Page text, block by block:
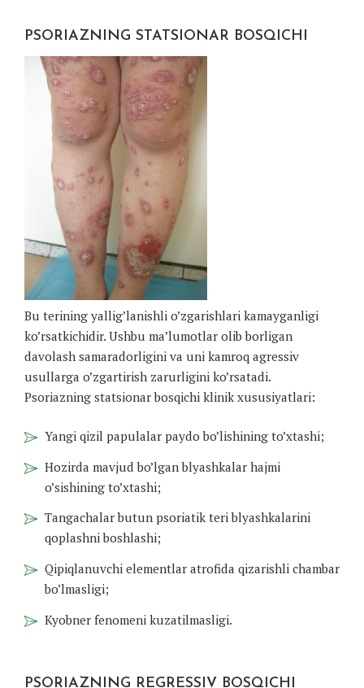
PSORIAZNING STATSIONAR BOSQICHI
Bu terining yallig’lanishli o’zgarishlari kamayganligi
ko’rsatkichidir. Ushbu ma’lumotlar olib borligan
davolash samaradorligini va uni kamroq agressiv
usullarga o’zgartirish zarurligini ko’rsatadi.
Psoriazning statsionar bosqichi klinik xususiyatlari:
Yangi qizil papulalar paydo bo’lishining to’xtashi;
Hozirda mavjud bo’lgan blyashkalar hajmi
o’sishining to’xtashi;
Tangachalar butun psoriatik teri blyashkalarini
qoplashni boshlashi;
Qipiqlanuvchi elementlar atrofida qizarishli chambar
bo’lmasligi;
Kyobner fenomeni kuzatilmasligi.
PSORIAZNING REGRESSIV BOSQICHI